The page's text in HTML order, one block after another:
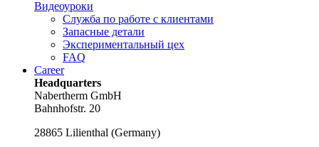
Видеоуроки
Служба по работе с клиентами
Запасные детали
Экспериментальный цех
FAQ
Career
Headquarters
Nabertherm GmbH
Bahnhofstr. 20
28865 Lilienthal (Germany)